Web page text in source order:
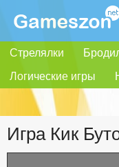
Стрелялки
Логические игры
Игра Кик